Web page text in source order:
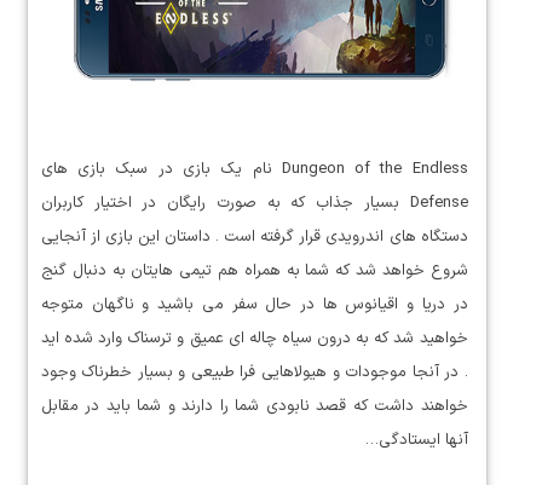
Dungeon of the Endless نام یک بازی در سبک بازی های
Defense بسیار جذاب که به صورت رایگان در اختیار کاربران
دستگاه های اندرویدی قرار گرفته است . داستان این بازی از آنجایی
شروع خواهد شد که شما به همراه هم تیمی هایتان به دنبال گنج
در دریا و اقیانوس ها در حال سفر می باشید و ناگهان متوجه
خواهید شد که به درون سیاه چاله ای عمیق و ترسناک وارد شده اید
. در آنجا موجودات و هیولاهایی فرا طبیعی و بسیار خطرناک وجود
خواهند داشت که قصد نابودی شما را دارند و شما باید در مقابل
آنها ایستادگی…